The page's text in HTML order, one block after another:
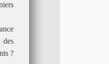
des
?